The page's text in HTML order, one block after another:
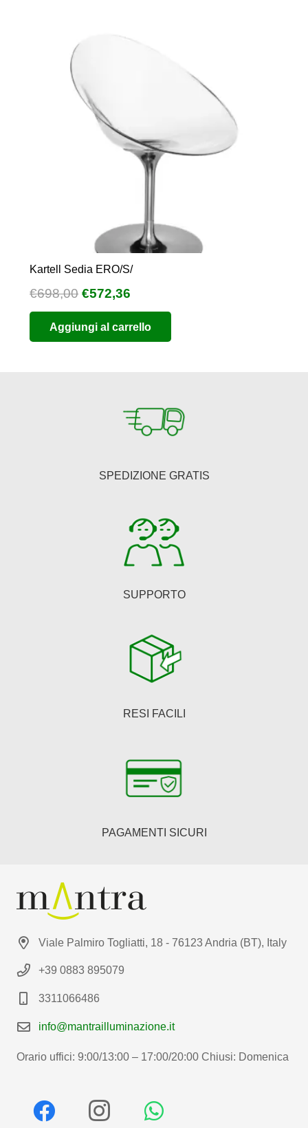
Kartell Sedia ERO/S/
€698,00 Il
prezzo
originale
era:
€572,36
prezzo
attuale
è:
Aggiungi al carrello
SPEDIZIONE GRATIS
SUPPORTO
RESI FACILI
PAGAMENTI SICURI
Viale Palmiro Togliatti, 18 - 76123 Andria (BT), Italy
+39 0883 895079
3311066486
info@mantrailluminazione.it
Orario uffici: 9:00/13:00 – 17:00/20:00 Chiusi: Domenica